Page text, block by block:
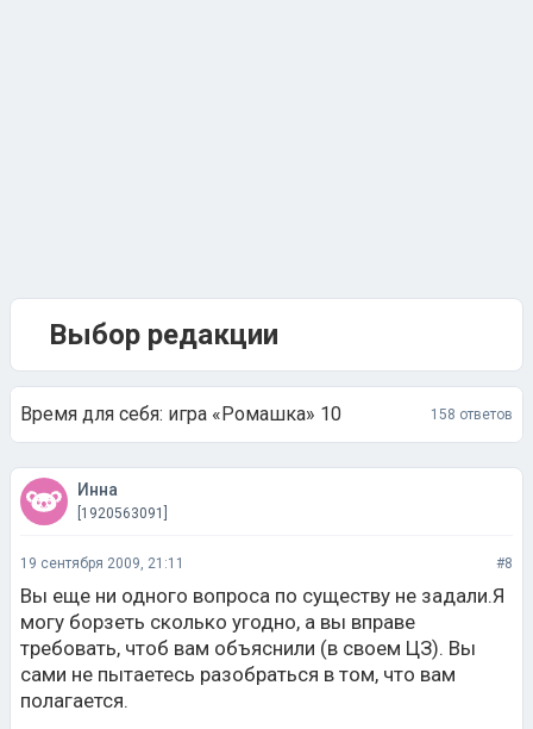
Выбор редакции
Время для себя: игра «Ромашка» 10 158 ответов
Инна
[1920563091]
19 сентября 2009, 21:11 #8
Вы еще ни одного вопроса по существу не задали.Я
могу борзеть сколько угодно, а вы вправе
требовать, чтоб вам объяснили (в своем ЦЗ). Вы
сами не пытаетесь разобраться в том, что вам
полагается.